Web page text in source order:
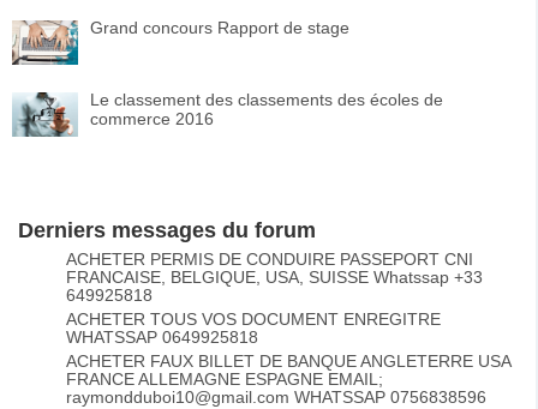
Grand concours Rapport de stage
Le classement des classements des écoles de
commerce 2016
Derniers messages du forum
ACHETER PERMIS DE CONDUIRE PASSEPORT CNI
FRANCAISE, BELGIQUE, USA, SUISSE Whatssap +33
649925818
ACHETER TOUS VOS DOCUMENT ENREGITRE
WHATSSAP 0649925818
ACHETER FAUX BILLET DE BANQUE ANGLETERRE USA
FRANCE ALLEMAGNE ESPAGNE EMAIL;
raymondduboi10@gmail.com WHATSSAP 0756838596